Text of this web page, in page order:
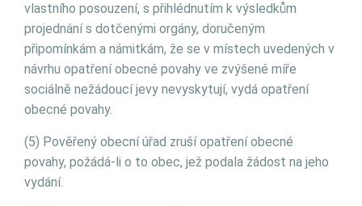
vlastního posouzení, s přihlédnutím k výsledkům
projednání s dotčenými orgány, doručeným
připomínkám a námitkám, že se v místech uvedených v
návrhu opatření obecné povahy ve zvýšené míře
sociálně nežádoucí jevy nevyskytují, vydá opatření
obecné povahy.
(5) Pověřený obecní úřad zruší opatření obecné
povahy, požádá-li o to obec, jež podala žádost na jeho
vydání.